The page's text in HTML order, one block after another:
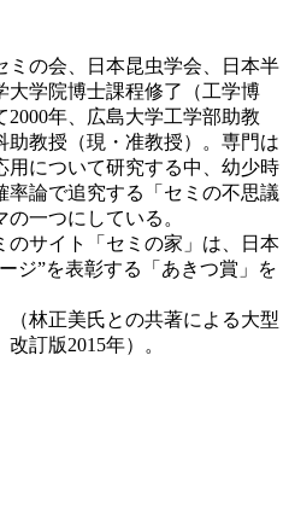
ミの会、日本昆虫学会、日本半
大学院博士課程修了（工学博
年、広島大学工学部助教
助教授（現・准教授）。専門は
用について研究する中、幼少時
論で追究する「セミの不思議
一つにしている。
のサイト「セミの家」は、日本
ジ”を表彰する「あきつ賞」を
林正美氏との共著による大型
訂版2015年）。